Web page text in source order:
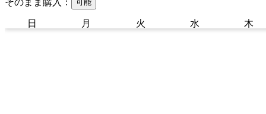
可能
日 月 火 水 木